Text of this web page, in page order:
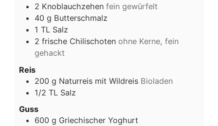
2 Knoblauchzehen fein gewürfelt
40 g Butterschmalz
1 TL Salz
2 frische Chilischoten ohne Kerne, fein
gehackt
Reis
200 g Naturreis mit Wildreis Bioladen
1/2 TL Salz
Guss
600 g Griechischer Yoghurt